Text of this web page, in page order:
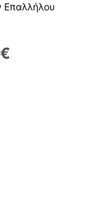
Επαλλήλου
€